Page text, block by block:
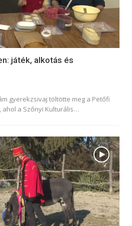
játék, alkotás és
gyerekzsivaj töltötte meg a Petőfi
a Szőnyi Kulturális…